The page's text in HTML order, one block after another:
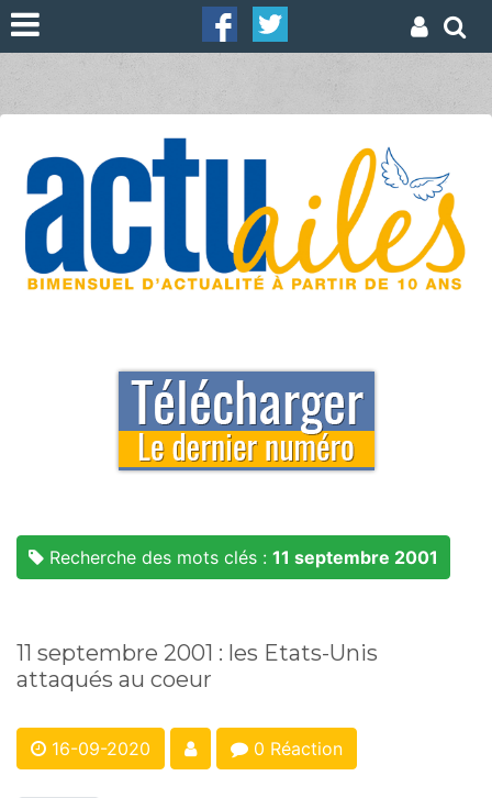
Recherche des mots clés : 11 septembre 2001
11 septembre 2001 : les Etats-Unis
attaqués au coeur
16-09-2020 0 Réaction